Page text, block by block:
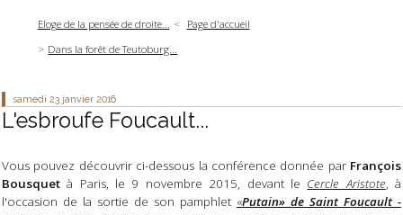
Eloge de la pensée de droite...
Page d'accueil
Dans la forêt de Teutoburg...
samedi 23 janvier 2016
L'esbroufe Foucault...
Vous pouvez découvrir ci-dessous la conférence donnée par François
Bousquet à Paris, le 9 novembre 2015, devant le Cercle Aristote, à
l'occasion de la sortie de son pamphlet «Putain» de Saint Foucault -